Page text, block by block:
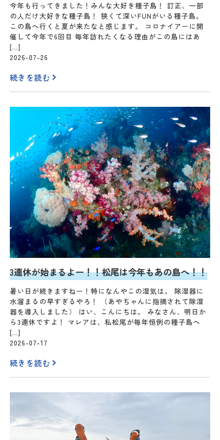
今年も行ってきました！みんな大好き種子島！ 訂正、一部
の人だけ大好きな種子島！ 狭くて深いFUNがいる種子島。
この島へ行くと夏が来たなと感じます。 コロナイアーに開
催して今年で6回目 毎年訪れたくなる理由がこの島にはあ
[…]
2026-07-26
続きを読む
3連休が始まるよー！！松尾は今年もあの島へ！！
暑い日が続きますねー！特になんやこの湿気は。 除湿器に
水溜まるの早すぎるやろ！ （あやちゃんに指摘されて除湿
器を導入しました） はい、こんにちは。 みなさん、明日か
ら3連休ですよ！ マレアは、私松尾が毎年恒例の種子島へ
[…]
2026-07-17
続きを読む